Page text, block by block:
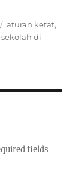
Tags
aturan ketat,
sekolah di
fields